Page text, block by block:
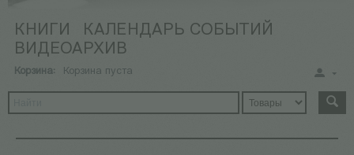
КНИГИ
КАЛЕНДАРЬ СОБЫТИЙ
ВИДЕОАРХИВ
Корзина: Корзина пуста